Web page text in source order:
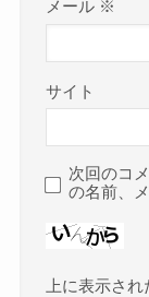
メール ※
サイト
次回のコ
の名前、
上に表示され